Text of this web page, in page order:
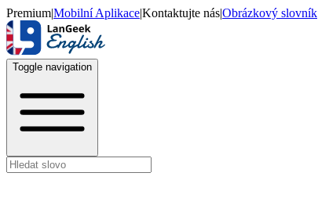
Premium|Mobilní Aplikace|Kontaktujte nás|Obrázkový slovník
Toggle navigation